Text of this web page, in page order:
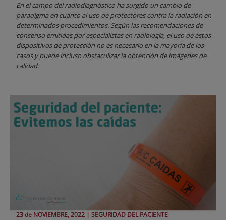
En el campo del radiodiagnóstico ha surgido un cambio de
paradigma en cuanto al uso de protectores contra la radiación en
determinados procedimientos. Según las recomendaciones de
consenso emitidas por especialistas en radiología, el uso de estos
dispositivos de protección no es necesario en la mayoría de los
casos y puede incluso obstaculizar la obtención de imágenes de
calidad.
23 de NOVIEMBRE, 2022 | SEGURIDAD DEL PACIENTE